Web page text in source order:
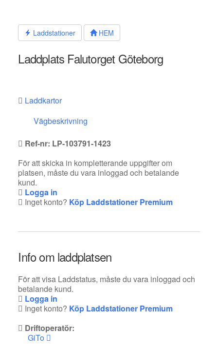
innehållet Laddstationer HEM
Laddplats Falutorget Göteborg
Laddkartor
Vägbeskrivning
Ref-nr: LP-103791-1423
För att skicka in kompletterande uppgifter om
platsen, måste du vara inloggad och betalande
kund.
Logga in
Inget konto? Köp Laddstationer Premium
Info om laddplatsen
För att visa Laddstatus, måste du vara inloggad och
betalande kund.
Logga in
Inget konto? Köp Laddstationer Premium
Driftoperatör:
GiTo